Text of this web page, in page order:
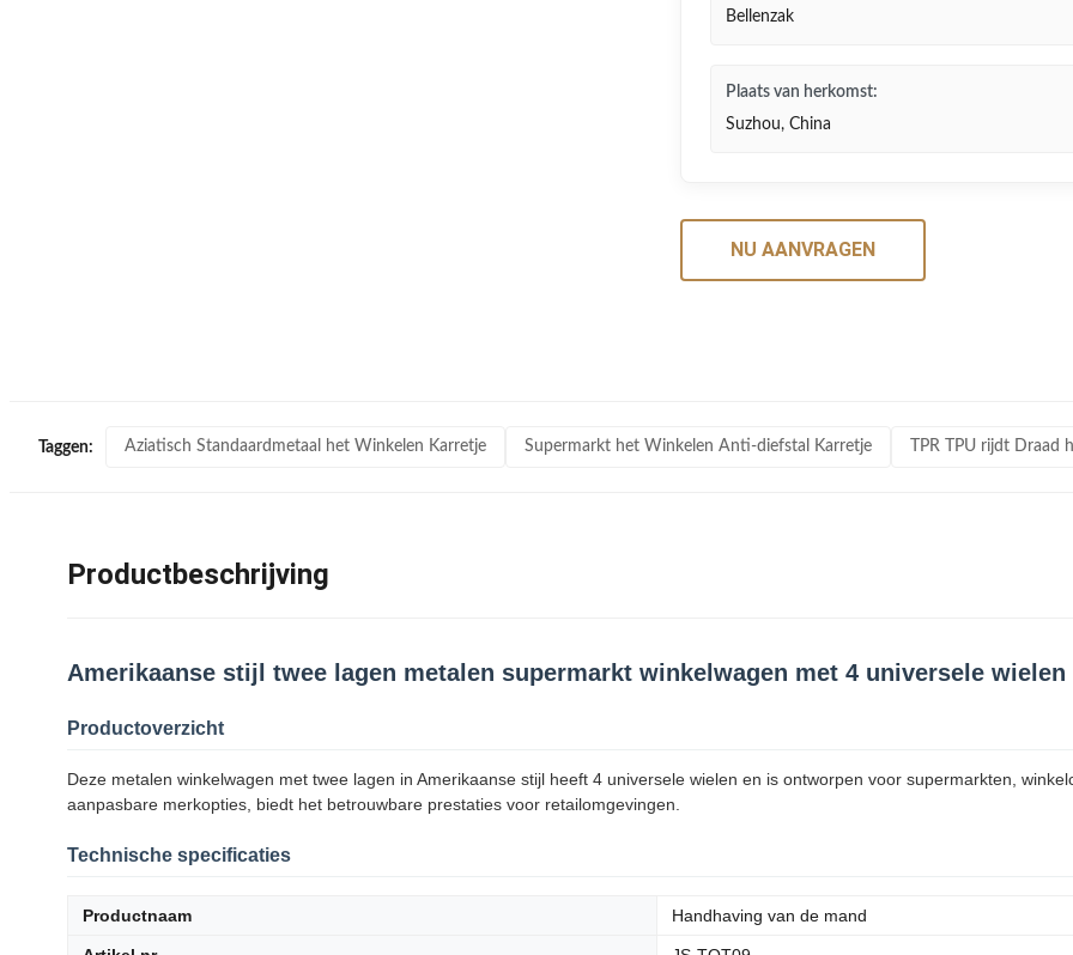
Bellenzak
Plaats van herkomst:
Suzhou, China
NU AANVRAGEN
Taggen: Aziatisch Standaardmetaal het Winkelen Karretje Supermarkt het Winkelen Anti-diefstal Karretje TPR TPU rijdt Draad
Productbeschrijving
Amerikaanse stijl twee lagen metalen supermarkt winkelwagen met 4 universele wielen
Productoverzicht
Deze metalen winkelwagen met twee lagen in Amerikaanse stijl heeft 4 universele wielen en is ontworpen voor supermarkten,
aanpasbare merkopties, biedt het betrouwbare prestaties voor retailomgevingen.
Technische specificaties
Productnaam Handhaving van de mand